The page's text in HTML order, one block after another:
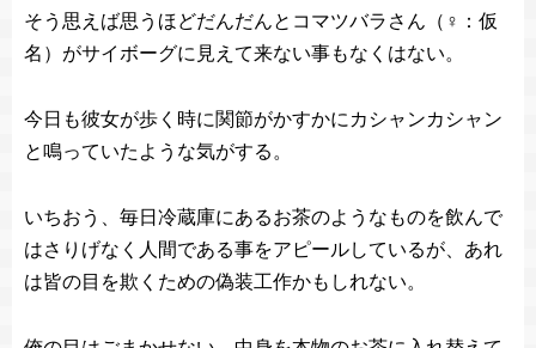
そう思えば思うほどだんだんとコマツバラさん（♀：仮
名）がサイボーグに見えて来ない事もなくはない。
今日も彼女が歩く時に関節がかすかにカシャンカシャン
と鳴っていたような気がする。
いちおう、毎日冷蔵庫にあるお茶のようなものを飲んで
はさりげなく人間である事をアピールしているが、あれ
は皆の目を欺くための偽装工作かもしれない。